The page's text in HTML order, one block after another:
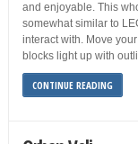
and enjoyable. This
somewhat similar to
interact with. Move
blocks light up with
CONTINUE READING